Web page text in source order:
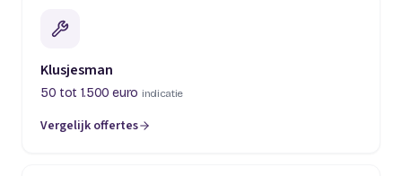
Klusjesman
50 tot 1.500 euro indicatie
Vergelijk offertes
(opent in een nieuw tabblad)